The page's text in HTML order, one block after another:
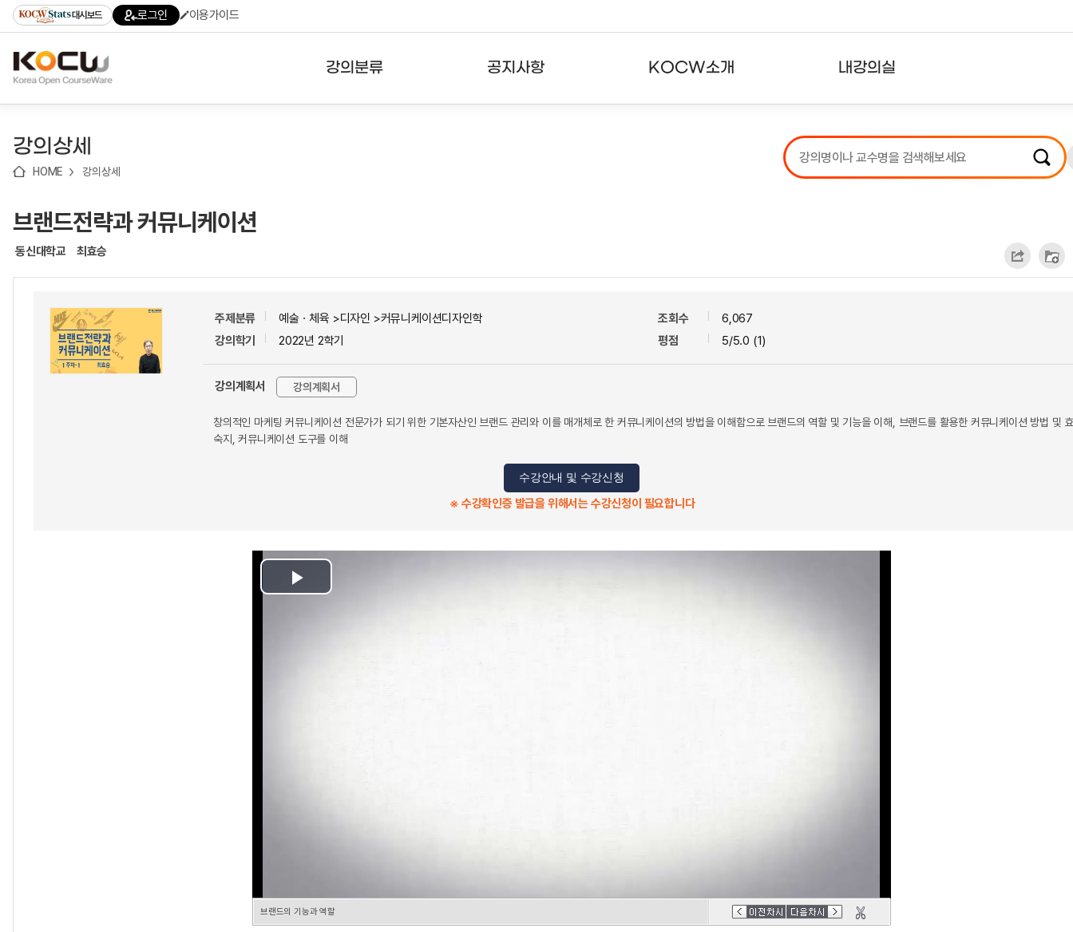
기
기
기
content)
가
대시보드 로그인 이용가이드
강의분류 공지사항 KOCW소개 내강의실
강의리스트
수강확인증강의
강의상세
HOME 강의상세
브랜드전략과 커뮤니케이션
동신대학교 최효승
주제분류
예술ㆍ체육 >디자인 >커뮤니케이션디자인학
강의학기
2022년 2학기
조회수
6,067
평점
5/5.0 (1)
강의계획서 강의계획서
창의적인 마케팅 커뮤니케이션 전문가가 되기 위한 기본자산인 브랜드 관리와 이를 매개체로 한 커뮤니케이션의 방법을 이해함으로 브랜드의 역할 및 기능을 이해, 브랜드를 활용한 커뮤니케이션 방법 및
숙지, 커뮤니케이션 도구를 이해
수강안내 및 수강신청
※ 수강확인증 발급을 위해서는 수강신청이 필요합니다
Play
브랜드의 기능과 역할